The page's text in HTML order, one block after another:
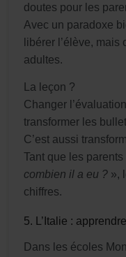
doutes pour les
Avec un paradoxe
libérer l’élève, mais
adultes.
La leçon ?
Changer
transformer les
C’est aussi
Tant que les
combien il a eu ? »,
chiffres.
5. L’Italie :
Dans les écoles